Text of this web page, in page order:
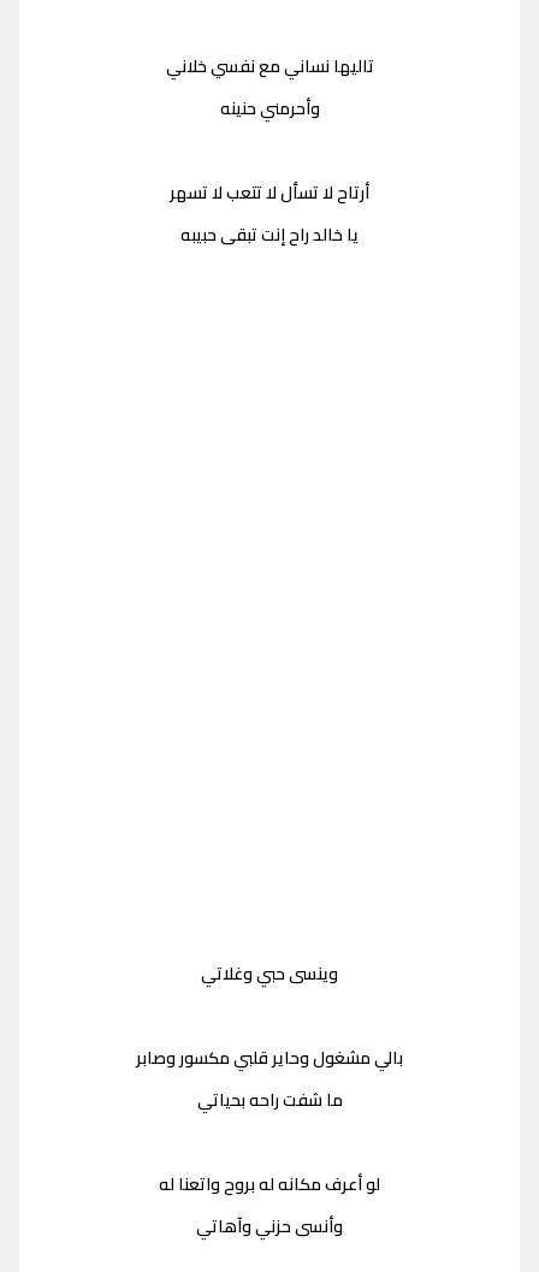
تاليها نساني مع نفسي خلاني
وأحرمني حنينه
أرتاح لا تسأل لا تتعب لا تسهر
يا خالد راح إنت تبقى حبيبه
وينسى حبي وغلاتي
بالي مشغول وحاير قلبي مكسور وصابر
ما شفت راحه بحياتي
لو أعرف مكانه له بروح واتعنا له
وأنسى حزني وآهاتي